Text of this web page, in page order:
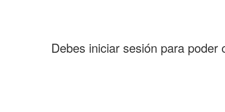
Debes iniciar sesión para poder